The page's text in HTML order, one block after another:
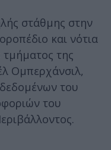
στάθμης στην
και νότια
τμήματος της
Ομπερχάνσιλ,
του
του